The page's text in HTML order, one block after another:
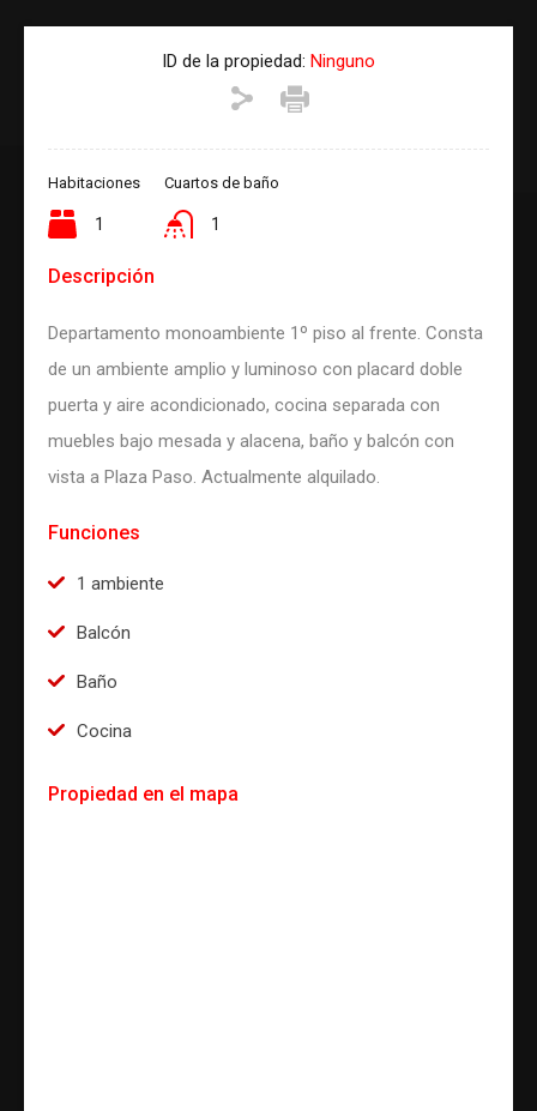
ID de la propiedad: Ninguno
Habitaciones
1
Cuartos de baño
1
Descripción
Departamento monoambiente 1º piso al frente. Consta
de un ambiente amplio y luminoso con placard doble
puerta y aire acondicionado, cocina separada con
muebles bajo mesada y alacena, baño y balcón con
vista a Plaza Paso. Actualmente alquilado.
Funciones
1 ambiente
Balcón
Baño
Cocina
Propiedad en el mapa